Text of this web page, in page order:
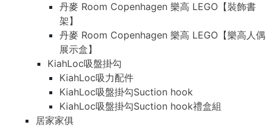
丹麥 Room Copenhagen 樂高 LEGO【裝飾書
架】
丹麥 Room Copenhagen 樂高 LEGO【樂高人偶
展示盒】
KiahLoc吸盤掛勾
KiahLoc吸力配件
KiahLoc吸盤掛勾Suction hook
KiahLoc吸盤掛勾Suction hook禮盒組
居家家俱